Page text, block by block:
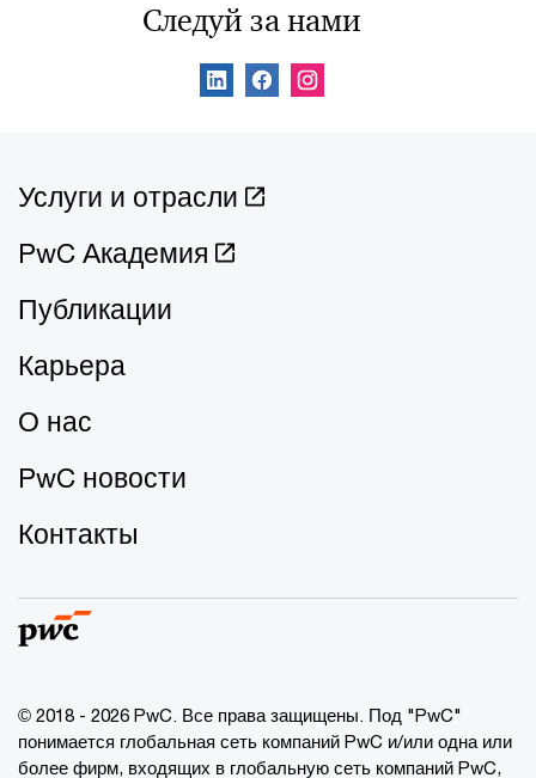
Следуй за нами
Услуги и отрасли
PwC Академия
Публикации
Карьера
О нас
PwC новости
Контакты
© 2018 - 2026 PwC. Все права защищены. Под "PwC"
понимается глобальная сеть компаний PwC и/или одна или
более фирм, входящих в глобальную сеть компаний PwC,